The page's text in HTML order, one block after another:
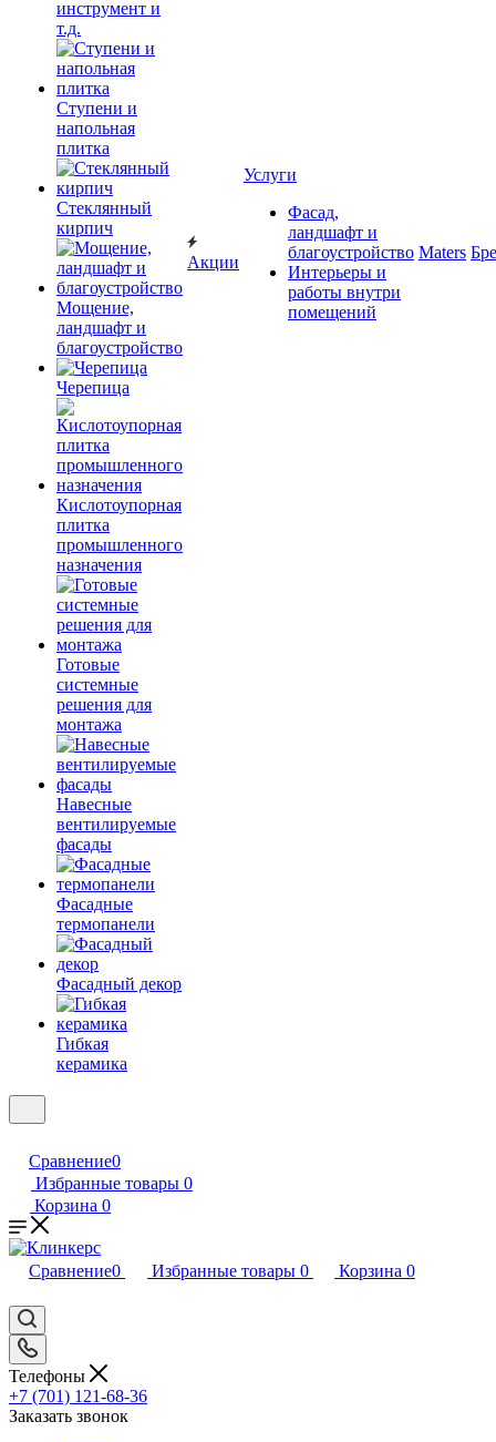
инструмент и
т.д.
Ступени и
напольная
плитка
Cтеклянный
кирпич
Мощение,
ландшафт и
благоустройство
Черепица
Кислотоупорная
плитка
промышленного
назначения
Готовые
системные
решения для
монтажа
Навесные
вентилируемые
фасады
Фасадные
термопанели
Фасадный декор
Гибкая
керамика
Акции
Услуги
Фасад,
ландшафт и
благоустройство
Интерьеры и
работы внутри
помещений
Maters
Сравнение0
Избранные товары 0
Корзина 0
Сравнение0 Избранные товары 0 Корзина 0
Телефоны
+7 (701) 121-68-36
Заказать звонок